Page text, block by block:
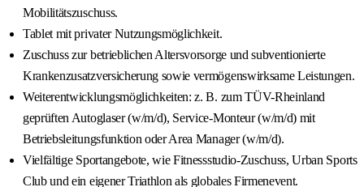
Mobilitätszuschuss.
Tablet mit privater Nutzungsmöglichkeit.
Zuschuss zur betrieblichen Altersvorsorge und subventionierte
Krankenzusatzversicherung sowie vermögenswirksame Leistungen.
Weiterentwicklungsmöglichkeiten: z. B. zum TÜV-Rheinland
geprüften Autoglaser (w/m/d), Service-Monteur (w/m/d) mit
Betriebsleitungsfunktion oder Area Manager (w/m/d).
Vielfältige Sportangebote, wie Fitnessstudio-Zuschuss, Urban Sports
Club und ein eigener Triathlon als globales Firmenevent.